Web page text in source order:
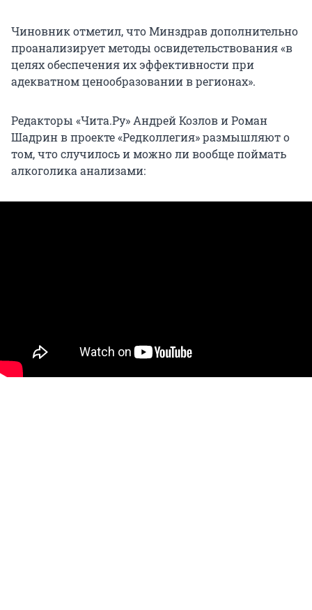
Чиновник отметил, что Минздрав дополнительно
проанализирует методы освидетельствования «в
целях обеспечения их эффективности при
адекватном ценообразовании в регионах».
Редакторы «Чита.Ру» Андрей Козлов и Роман
Шадрин в проекте «Редколлегия» размышляют о
том, что случилось и можно ли вообще поймать
алкоголика анализами: